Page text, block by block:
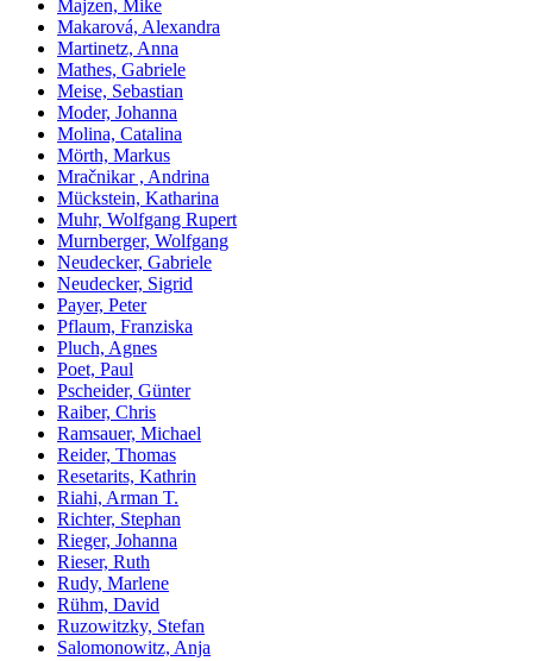
Majzen, Mike
Makarová, Alexandra
Martinetz, Anna
Mathes, Gabriele
Meise, Sebastian
Moder, Johanna
Molina, Catalina
Mörth, Markus
Mračnikar , Andrina
Mückstein, Katharina
Muhr, Wolfgang Rupert
Murnberger, Wolfgang
Neudecker, Gabriele
Neudecker, Sigrid
Payer, Peter
Pflaum, Franziska
Pluch, Agnes
Poet, Paul
Pscheider, Günter
Raiber, Chris
Ramsauer, Michael
Reider, Thomas
Resetarits, Kathrin
Riahi, Arman T.
Richter, Stephan
Rieger, Johanna
Rieser, Ruth
Rudy, Marlene
Rühm, David
Ruzowitzky, Stefan
Salomonowitz, Anja